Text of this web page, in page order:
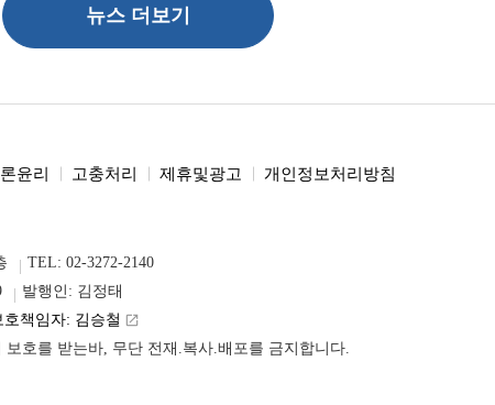
뉴스 더보기
윤리 고충처리 제휴및광고 개인정보처리방침
TEL: 02-3272-2140
발행인: 김정태
호책임자: 김승철 launch
보호를 받는바, 무단 전재.복사.배포를 금지합니다.